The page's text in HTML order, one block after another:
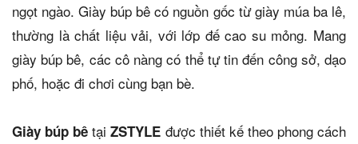
ngọt ngào. Giày búp bê có nguồn gốc từ giày múa ba lê,
thường là chất liệu vải, với lớp đế cao su mỏng. Mang
giày búp bê, các cô nàng có thể tự tin đến công sở, dạo
phố, hoặc đi chơi cùng bạn bè.
Giày búp bêtạiZSTYLE được thiết kế theo phong cách